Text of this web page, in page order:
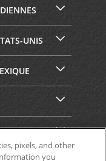
UNIS
pixels, and other
you